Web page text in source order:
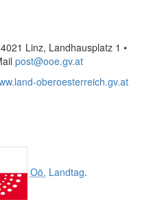
Linz, Landhausplatz 1 •
post@ooe.gv.at
oberoesterreich.gv.at
Oö. Landtag.